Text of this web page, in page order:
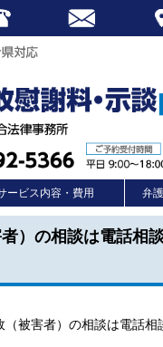
ービス内容・費用 弁
）の相談は電話相
（被害者）の相談は電話相